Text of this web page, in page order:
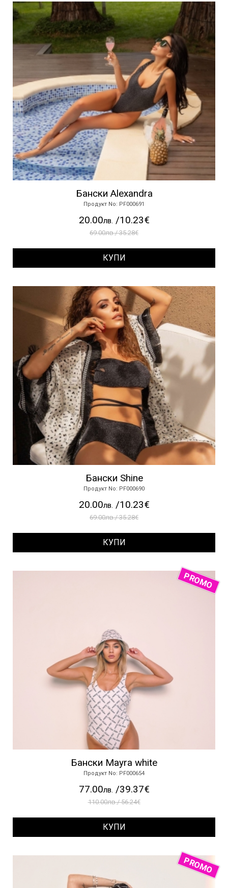
Бански Alexandra
Продукт No: PF000691
20.00лв. /10.23€
69.00лв./ 35.28€
КУПИ
Бански Shine
Продукт No: PF000690
20.00лв. /10.23€
69.00лв./ 35.28€
КУПИ
PROMO
Бански Mayra white
Продукт No: PF000654
77.00лв. /39.37€
110.00лв./ 56.24€
КУПИ
PROMO